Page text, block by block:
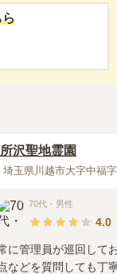
ら
沢聖地霊園
70代 ・ 男性
4.0
に管理員が巡回して
などを質問しても丁